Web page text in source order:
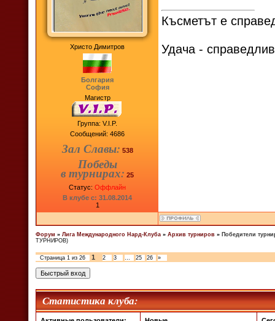
Христо Димитров
Болгария
София
Магистр
Группа: V.I.P.
Сообщений: 4686
Зал Славы: 538
Победы
в турнирах: 25
Статус: Оффлайн
В клубе с: 31.08.2014
1
Късметът е
Удача -
Форум » Лига Международного Нард-Клуба » Архив турниров » Победители
ТУРНИРОВ)
Страница 1 из 26 1 2 3 … 25 26 »
Статистика клуба: